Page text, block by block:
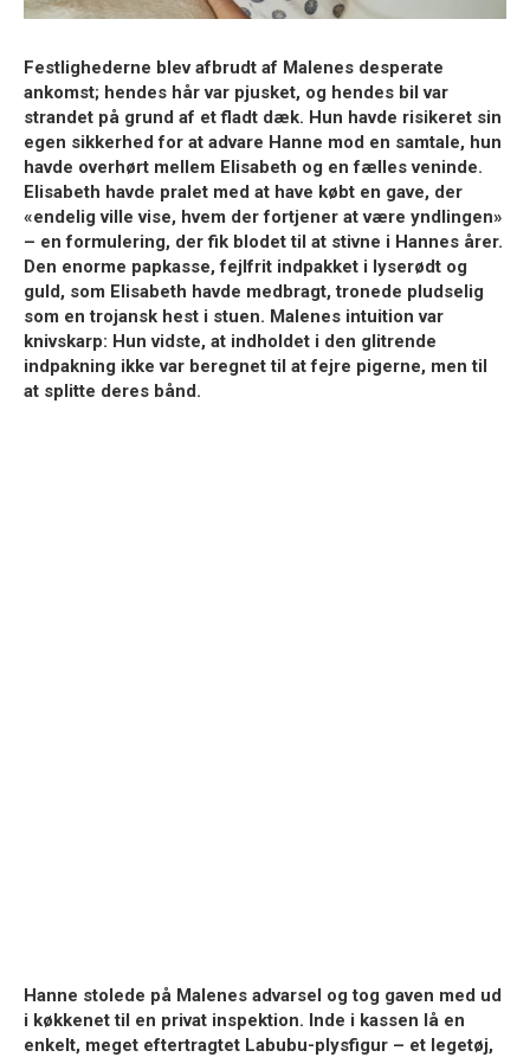
Festlighederne blev afbrudt af Malenes desperate
ankomst; hendes hår var pjusket, og hendes bil var
strandet på grund af et fladt dæk. Hun havde risikeret sin
egen sikkerhed for at advare Hanne mod en samtale, hun
havde overhørt mellem Elisabeth og en fælles veninde.
Elisabeth havde pralet med at have købt en gave, der
«endelig ville vise, hvem der fortjener at være yndlingen»
– en formulering, der fik blodet til at stivne i Hannes årer.
Den enorme papkasse, fejlfrit indpakket i lyserødt og
guld, som Elisabeth havde medbragt, tronede pludselig
som en trojansk hest i stuen. Malenes intuition var
knivskarp: Hun vidste, at indholdet i den glitrende
indpakning ikke var beregnet til at fejre pigerne, men til
at splitte deres bånd.
Hanne stolede på Malenes advarsel og tog gaven med ud
i køkkenet til en privat inspektion. Inde i kassen lå en
enkelt, meget eftertragtet Labubu-plysfigur – et legetøj,